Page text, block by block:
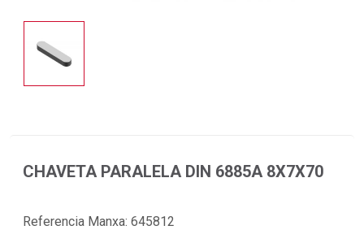
CHAVETA PARALELA DIN 6885A 8X7X70
Referencia Manxa: 645812